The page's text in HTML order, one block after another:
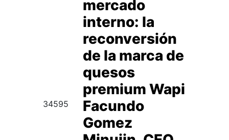
mercado
interno: la
reconversión
de la marca de
quesos
premium Wapi
34595
Facundo
Gomez